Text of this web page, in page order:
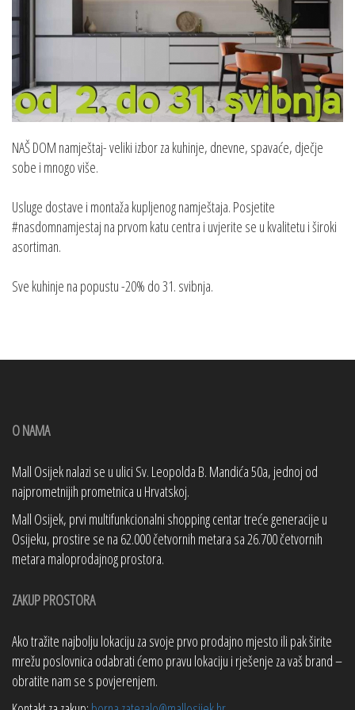
NAŠ DOM namještaj- veliki izbor za kuhinje, dnevne, spavaće, dječje
sobe i mnogo više.
Usluge dostave i montaža kupljenog namještaja. Posjetite
#nasdomnamjestaj na prvom katu centra i uvjerite se u kvalitetu i široki
asortiman.
Sve kuhinje na popustu -20% do 31. svibnja.
O NAMA
Mall Osijek nalazi se u ulici Sv. Leopolda B. Mandića 50a, jednoj od
najprometnijih prometnica u Hrvatskoj.
Mall Osijek, prvi multifunkcionalni shopping centar treće generacije u
Osijeku, prostire se na 62.000 četvornih metara sa 26.700 četvornih
metara maloprodajnog prostora.
ZAKUP PROSTORA
Ako tražite najbolju lokaciju za svoje prvo prodajno mjesto ili pak širite
mrežu poslovnica odabrati ćemo pravu lokaciju i rješenje za vaš brand –
obratite nam se s povjerenjem.